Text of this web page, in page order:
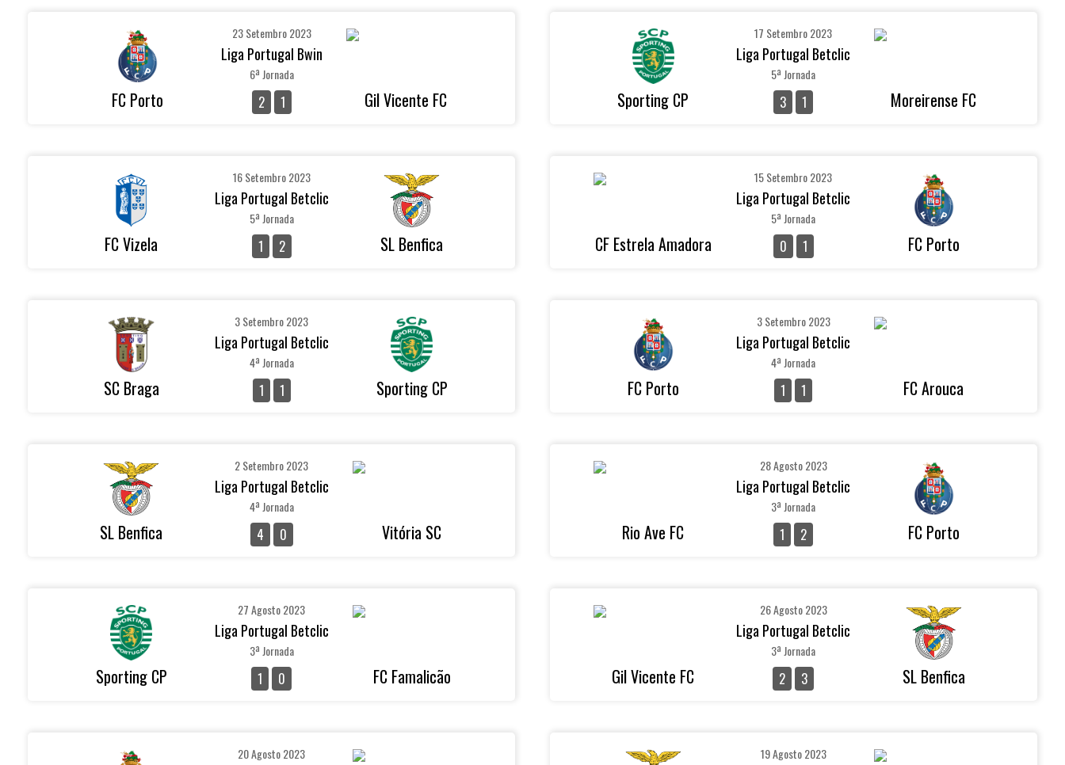
FC Porto
23 Setembro 2023
Liga Portugal Bwin
6ª Jornada
2 1 Gil Vicente FC Sporting CP
17 Setembro 2023
Liga Portugal Betclic
5ª Jornada
3 1 Moreirense FC
FC Vizela
16 Setembro 2023
Liga Portugal Betclic
5ª Jornada
1 2 SL Benfica CF Estrela Amadora
15 Setembro 2023
Liga Portugal Betclic
5ª Jornada
0 1 FC Porto
SC Braga
3 Setembro 2023
Liga Portugal Betclic
4ª Jornada
1 1 Sporting CP FC Porto
3 Setembro 2023
Liga Portugal Betclic
4ª Jornada
1 1 FC Arouca
SL Benfica
2 Setembro 2023
Liga Portugal Betclic
4ª Jornada
4 0 Vitória SC Rio Ave FC
28 Agosto 2023
Liga Portugal Betclic
3ª Jornada
1 2 FC Porto
Sporting CP
27 Agosto 2023
Liga Portugal Betclic
3ª Jornada
1 0 FC Famalicão Gil Vicente FC
26 Agosto 2023
Liga Portugal Betclic
3ª Jornada
2 3 SL Benfica
20 Agosto 2023 19 Agosto 2023